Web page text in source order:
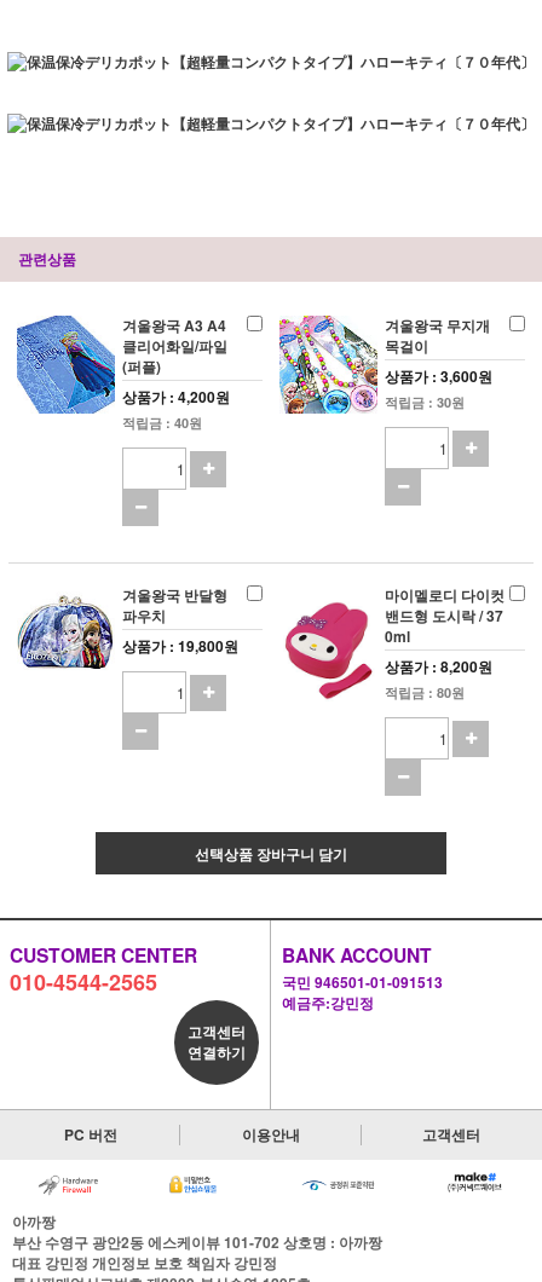
관련상품
겨울왕국 A3 A4
클리어화일/파일
(퍼플)
상품가 : 4,200원
적립금 : 40원
겨울왕국 무지개
목걸이
상품가 : 3,600원
적립금 : 30원
겨울왕국 반달형
파우치
상품가 : 19,800원
마이멜로디 다이컷
밴드형 도시락 / 37
0ml
상품가 : 8,200원
적립금 : 80원
선택상품 장바구니 담기
CUSTOMER CENTER
010-4544-2565
고객센터
연결하기
BANK ACCOUNT
국민 946501-01-091513
예금주:강민정
PC 버전 이용안내 고객센터
아까짱
부산 수영구 광안2동 에스케이뷰 101-702 상호명 : 아까짱
대표 강민정 개인정보 보호 책임자강민정